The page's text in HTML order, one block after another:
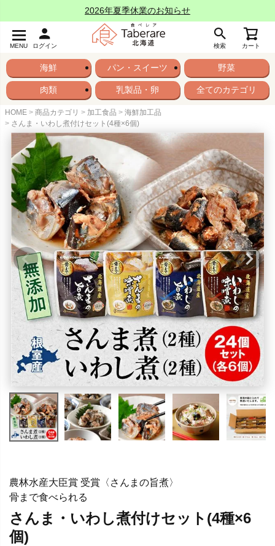
2026年夏季休業のお知らせ
MENU ログイン 検索 カート
海鮮 パン・スイーツ 野菜
肉類 乳製品・卵 全てのカテゴリ
HOME 商品カテゴリ 加工食品
海鮮加工品
さんま・いわし煮付けセット(4種×6個)
農林水産大臣賞 受賞〈さんまの旨煮〉
骨まで食べられる
さんま・いわし煮付けセット(4種×6
個)